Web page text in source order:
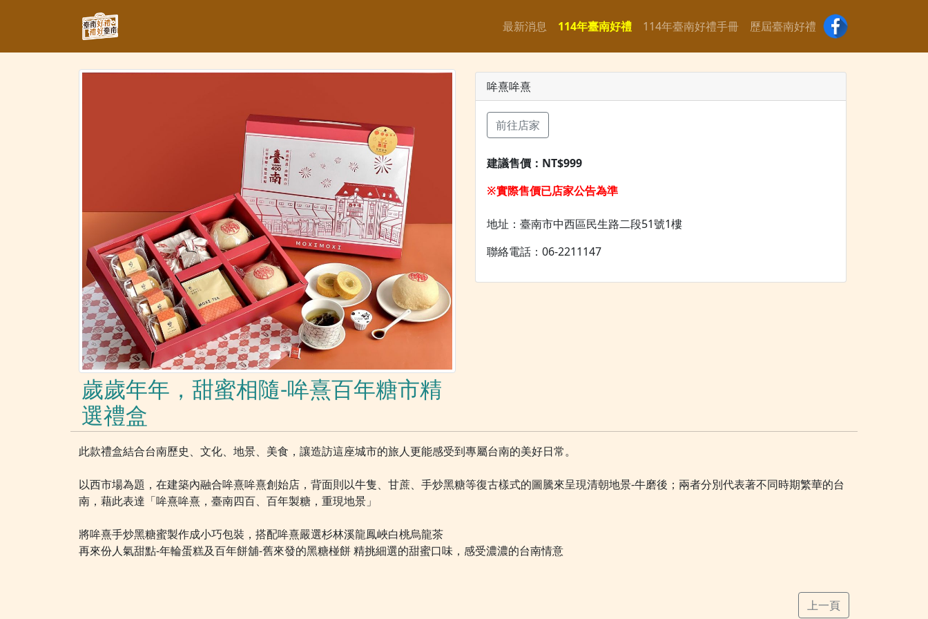
最新消息 114年臺南好禮 114年臺南好禮手冊 歷屆臺南好禮
歲歲年年，甜蜜相隨-哞熹百年糖市精
選禮盒
哞熹哞熹
前往店家
建議售價： NT$999
※實際售價已店家公告為準
地址：臺南市中西區民生路二段51號1樓
聯絡電話：06-2211147
此款禮盒結合台南歷史、文化、地景、美食，讓造訪這座城市的旅人更能感受到專屬台南的美好日常。
以西市場為題，在建築內融合哞熹哞熹創始店，背面則以牛隻、甘蔗、手炒黑糖等復古樣式的圖騰來呈現清朝地景-牛磨後；兩者分別代表著不同時期繁華的台
南，藉此表達「哞熹哞熹，臺南四百、百年製糖，重現地景」
將哞熹手炒黑糖蜜製作成小巧包裝，搭配哞熹嚴選杉林溪龍鳳峽白桃烏龍茶
再來份人氣甜點-年輪蛋糕及百年餅舖-舊來發的黑糖椪餅 精挑細選的甜蜜口味，感受濃濃的台南情意
上一頁